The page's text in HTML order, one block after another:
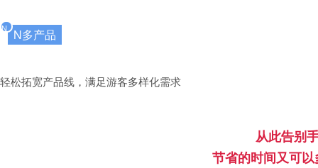
N N多产品
轻松拓宽产品线，满足游客多样化需求
从此告别
节省的时间又可